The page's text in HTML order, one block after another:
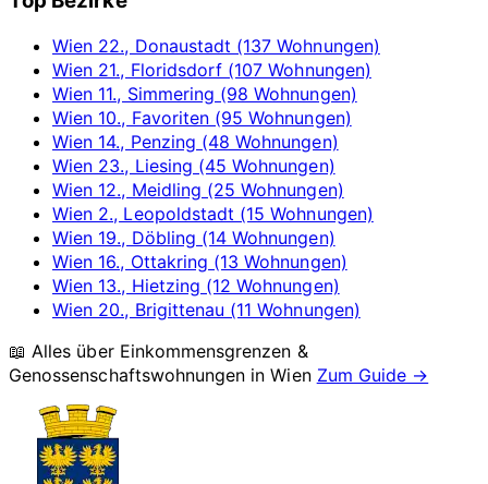
Wien 22., Donaustadt (137 Wohnungen)
Wien 21., Floridsdorf (107 Wohnungen)
Wien 11., Simmering (98 Wohnungen)
Wien 10., Favoriten (95 Wohnungen)
Wien 14., Penzing (48 Wohnungen)
Wien 23., Liesing (45 Wohnungen)
Wien 12., Meidling (25 Wohnungen)
Wien 2., Leopoldstadt (15 Wohnungen)
Wien 19., Döbling (14 Wohnungen)
Wien 16., Ottakring (13 Wohnungen)
Wien 13., Hietzing (12 Wohnungen)
Wien 20., Brigittenau (11 Wohnungen)
📖 Alles über Einkommensgrenzen &
Genossenschaftswohnungen inWien Zum Guide →